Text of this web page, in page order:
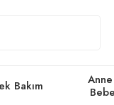
Bakım